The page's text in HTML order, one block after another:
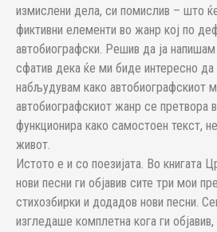
измислени дела, си помислив – што
фиктивни елементи во жанр кој по
автобиографски. Решив да ја напишам
сфатив дека ќе ми биде интересно
набљудувам како автобиографскиот
автобиографскиот жанр се претвора
функционира како самостоен текст,
живот.
Истото е и со поезијата. Во книгата
нови песни ги објавив сите три мои
стихозбирки и додадов нови песни.
изгледаше комплетна кога ги